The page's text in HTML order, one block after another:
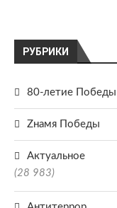
РУБРИКИ
80-летие Победы
Zнамя Победы
Актуальное
(28 983)